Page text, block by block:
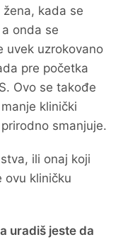
kada se
onda se
uvek uzrokovano
pre početka
Ovo se takođe
klinički
smanjuje.
ili onaj koji
ovu kliničku
uradiš jeste da